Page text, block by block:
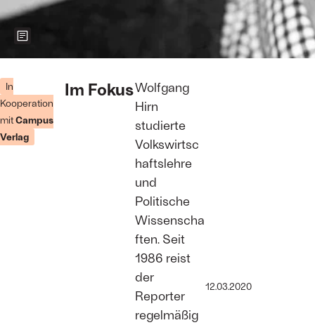
In
Kooperation
mitCampus
Verlag
Im FokusWolfgang
Hirn
studierte
Volkswirtsc
haftslehre
und
Politische
Wissenscha
ften. Seit
1986 reist
der
Reporter
regelmäßig
12.03.2020
Zeigt weitere Informationen zum Bild